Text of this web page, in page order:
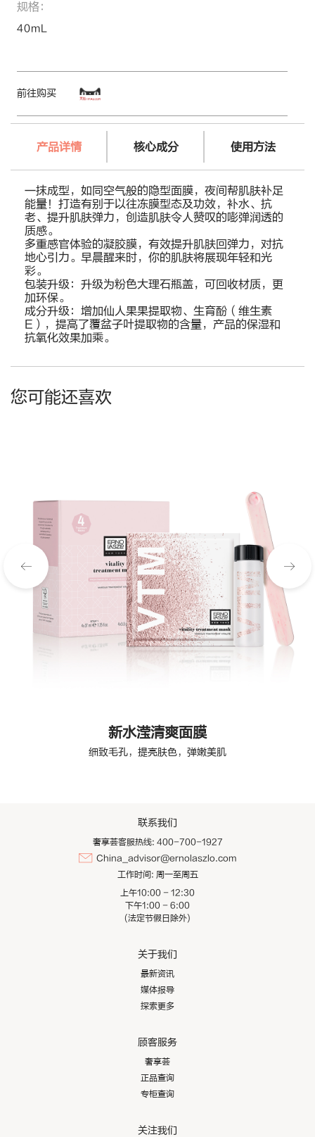
规格：
40mL
前往购买
产品详情 核心成分 使用方法
一抹成型，如同空气般的隐型面膜，夜间帮肌肤补足
能量！打造有别于以往冻膜型态及功效，补水、抗
老、提升肌肤弹力，创造肌肤令人赞叹的嘭弹润透的
质感。
多重感官体验的凝胶膜，有效提升肌肤回弹力，对抗
地心引力。早晨醒来时，你的肌肤将展现年轻和光
彩。
包装升级：升级为粉色大理石瓶盖，可回收材质，更
加环保。
成分升级：增加仙人果果提取物、生育酚（维生素
E），提高了覆盆子叶提取物的含量，产品的保湿和
抗氧化效果加乘。
您可能还喜欢
新水滢清爽面膜
细致毛孔，提亮肤色，弹嫩美肌
关于我们
最新资讯
媒体报导
探索更多
顾客服务
奢享荟
正品查询
专柜查询
联系我们
奢享荟客服热线: 400-700-1927
China_advisor@ernolaszlo.com
工作时间: 周一至周五
上午10:00 - 12:30
下午1:00 - 6:00
(法定节假日除外)
关注我们